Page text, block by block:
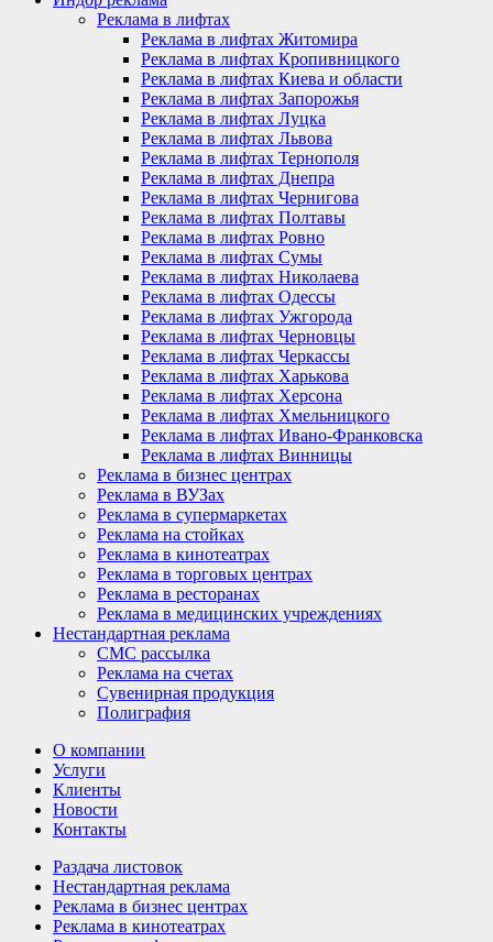
Реклама в лифтах
Реклама в лифтах Житомира
Реклама в лифтах Кропивницкого
Реклама в лифтах Киева и области
Реклама в лифтах Запорожья
Реклама в лифтах Луцка
Реклама в лифтах Львова
Реклама в лифтах Тернополя
Реклама в лифтах Днепра
Реклама в лифтах Чернигова
Реклама в лифтах Полтавы
Реклама в лифтах Ровно
Реклама в лифтах Сумы
Реклама в лифтах Николаева
Реклама в лифтах Одессы
Реклама в лифтах Ужгорода
Реклама в лифтах Черновцы
Реклама в лифтах Черкассы
Реклама в лифтах Харькова
Реклама в лифтах Херсона
Реклама в лифтах Хмельницкого
Реклама в лифтах Ивано-Франковска
Реклама в лифтах Винницы
Реклама в бизнес центрах
Реклама в ВУЗах
Реклама в супермаркетах
Реклама на стойках
Реклама в кинотеатрах
Реклама в торговых центрах
Реклама в ресторанах
Реклама в медицинских учреждениях
Нестандартная реклама
СМС рассылка
Реклама на счетах
Сувенирная продукция
Полиграфия
О компании
Услуги
Клиенты
Новости
Контакты
Раздача листовок
Нестандартная реклама
Реклама в бизнес центрах
Реклама в кинотеатрах